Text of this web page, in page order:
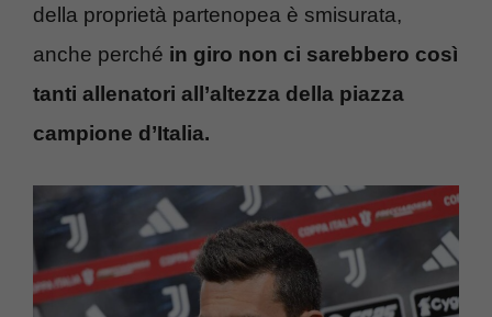
della proprietà partenopea è smisurata,
anche perché in giro non ci sarebbero così
tanti allenatori all’altezza della piazza
campione d’Italia.